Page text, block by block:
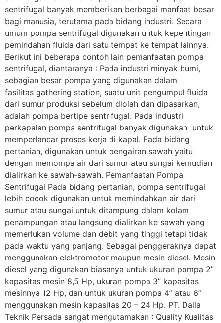
sentrifugal banyak memberikan berbagai manfaat besar
bagi manusia, terutama pada bidang industri. Secara
umum pompa sentrifugal digunakan untuk kepentingan
pemindahan fluida dari satu tempat ke tempat lainnya.
Berikut ini beberapa contoh lain pemanfaatan pompa
sentrifugal, diantaranya : Pada industri minyak bumi,
sebagian besar pompa yang digunakan dalam
fasilitas gathering station, suatu unit pengumpul fluida
dari sumur produksi sebelum diolah dan dipasarkan,
adalah pompa bertipe sentrifugal. Pada industri
perkapalan pompa sentrifugal banyak digunakan untuk
memperlancar proses kerja di kapal. Pada bidang
pertanian, digunakan untuk pengairan sawah yaitu
dengan memompa air dari sumur atau sungai kemudian
dialirkan ke sawah-sawah. Pemanfaatan Pompa
Sentrifugal Pada bidang pertanian, pompa sentrifugal
lebih cocok digunakan untuk memindahkan air dari
sumur atau sungai untuk ditampung dalam kolam
penampungan atau langsung dialirkan ke sawah yang
memerlukan volume dan debit yang tinggi tetapi tidak
pada waktu yang panjang. Sebagai penggeraknya dapat
menggunakan elektromotor maupun mesin diesel. Mesin
diesel yang digunakan biasanya untuk ukuran pompa 2”
kapasitas mesin 8,5 Hp, ukuran pompa 3” kapasitas
mesinnya 12 Hp, dan untuk ukuran pompa 4” atau 6”
menggunakan mesin kapasitas 20 – 24 Hp. PT. Dalla
Teknik Persada sangat mengutamakan : Quality Kualitas